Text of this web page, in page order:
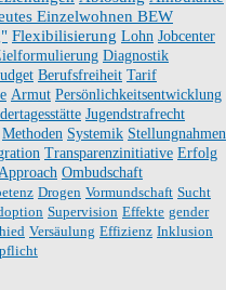
Einzelwohnen BEW
Flexibilisierung Lohn Jobcenter
Diagnostik
Berufsfreiheit Tarif
Armut Persönlichkeitsentwicklung
Jugendstrafrecht
Methoden Systemik Stellungnahmen
Transparenzinitiative Erfolg
Ombudschaft
Drogen Vormundschaft Sucht
Supervision Effekte gender
Versäulung Effizienz Inklusion